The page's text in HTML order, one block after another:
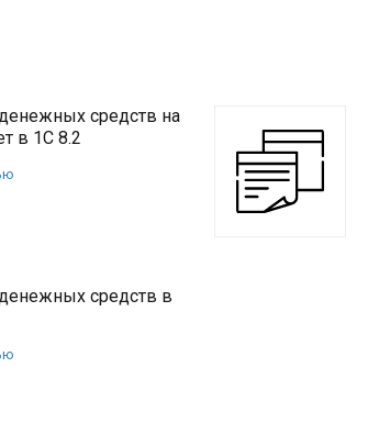
средств на
в 1С 8.2
средств в